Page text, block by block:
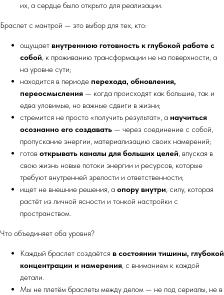
их, а сердце было открыто для реализации.
Браслет с мантрой — это выбор для тех, кто:
ощущает внутреннюю готовность к глубокой работе с
собой, к проживанию трансформации не на поверхности, а
на уровне сути;
находится в периоде перехода, обновления,
переосмысления — когда происходят как большие, так и
едва уловимые, но важные сдвиги в жизни;
стремится не просто «получить результат», а научиться
осознанно его создавать — через соединение с собой,
пропускание энергии, материализацию своих намерений;
готов открывать каналы для больших целей, впуская в
свою жизнь новые потоки энергии и ресурсов, которые
требуют внутренней зрелости и ответственности;
ищет не внешние решения, а опору внутри, силу, которая
растёт из личной ясности и тонкой настройки с
пространством.
Что объединяет оба уровня?
Каждый браслет создаётся в состоянии тишины, глубокой
концентрации и намерения, с вниманием к каждой
детали.
Мы не плетём браслеты между делом — не под сериалы, не в